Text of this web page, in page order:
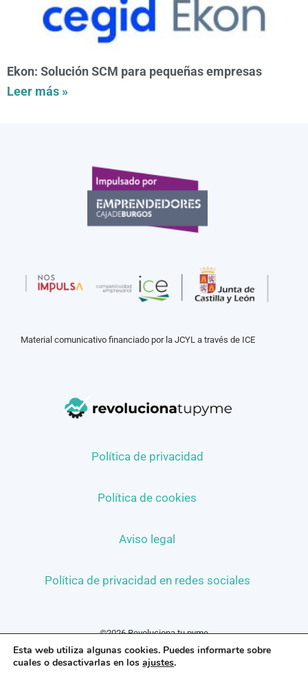
Ekon: Solución SCM para pequeñas empresas
Leer más »
Material comunicativo financiado por la JCYL a través de ICE
Política de privacidad
Política de cookies
Aviso legal
Política de privacidad en redes sociales
©2026 Revoluciona tu pyme
Esta web utiliza algunas cookies. Puedes informarte sobre
cuales o desactivarlas en los ajustes.